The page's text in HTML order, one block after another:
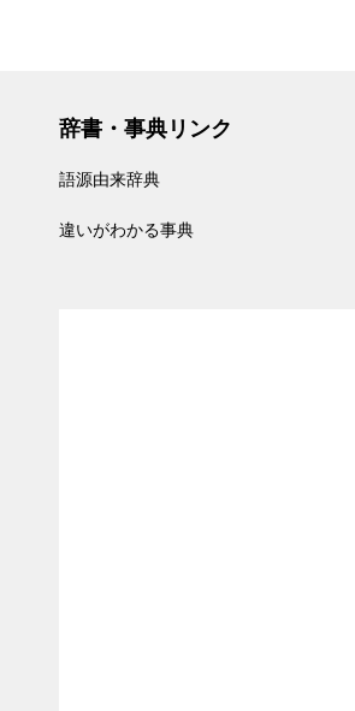
辞書・事典リンク
語源由来辞典
違いがわかる事典